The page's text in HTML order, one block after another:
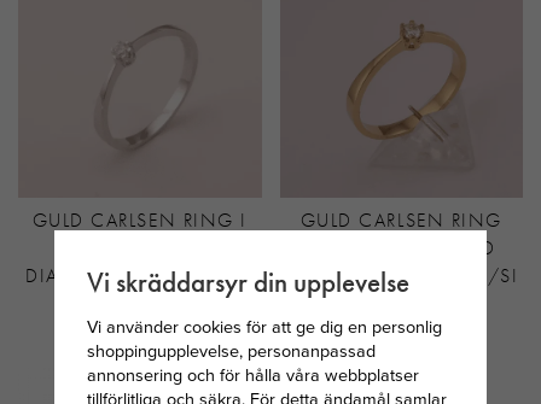
GULD CARLSEN RING I
DIAMANT 0,06CT W/SI
9 899 KR
GULD CARLSEN RING
18K RÖDGULD MED
DIAMANT 0,10 CT W/SI
9 895 KR
Vi skräddarsyr din upplevelse
Vi använder cookies för att ge dig en personlig
shoppingupplevelse, personanpassad
annonsering och för hålla våra webbplatser
tillförlitliga och säkra. För detta ändamål samlar